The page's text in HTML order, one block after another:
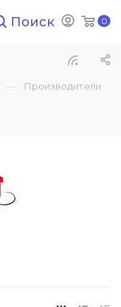
0
Поиск
— Производители